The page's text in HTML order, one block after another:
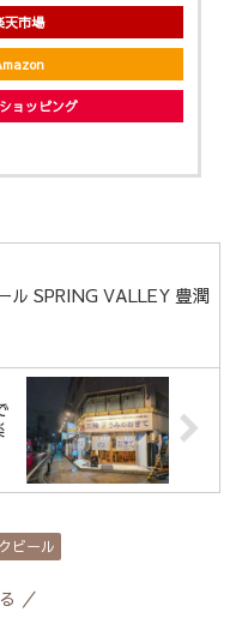
天市場
ョッピング
ル SPRING VALLEY 豊潤
ビール